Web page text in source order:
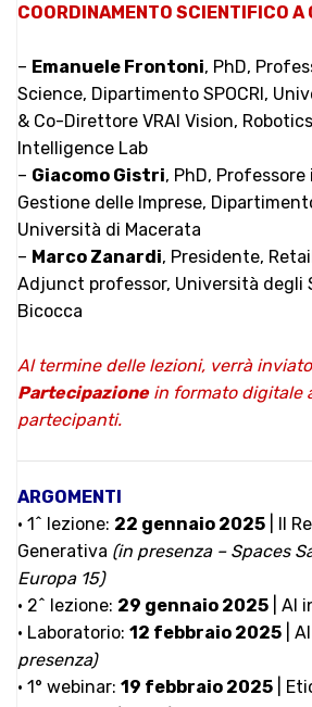
COORDINAMENTO SCIENTIFICO A
– Emanuele Frontoni, PhD,
Science, Dipartimento SPOCRI,
& Co-Direttore VRAI Vision,
Intelligence Lab
– Giacomo Gistri, PhD, Professore
Gestione delle Imprese,
Università di Macerata
– Marco Zanardi, Presidente,
Adjunct professor, Università degli
Bicocca
Al termine delle lezioni, verrà
Partecipazionein formato digitale
partecipanti.
ARGOMENTI
• 1^ lezione: 22 gennaio 2025 | Il
Generativa (in presenza – Spaces
Europa 15)
• 2^ lezione: 29 gennaio 2025 | AI
• Laboratorio: 12 febbraio 2025 |
presenza)
• 1° webinar: 19 febbraio 2025 |